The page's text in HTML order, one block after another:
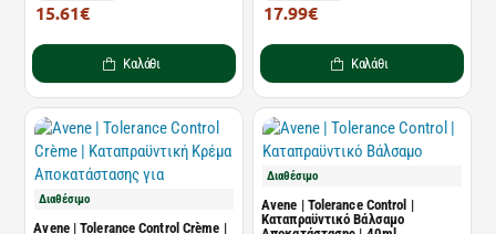
15.61€
Καλάθι
17.99€
Καλάθι
Διαθέσιμο
Avene | Tolerance Control Crème |
Διαθέσιμο
Avene | Tolerance Control |
Καταπραϋντικό Βάλσαμο